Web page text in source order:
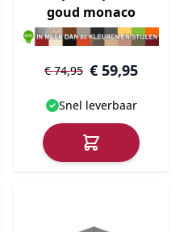
goud monaco
€ 59,95
€ 74,95
Snel leverbaar